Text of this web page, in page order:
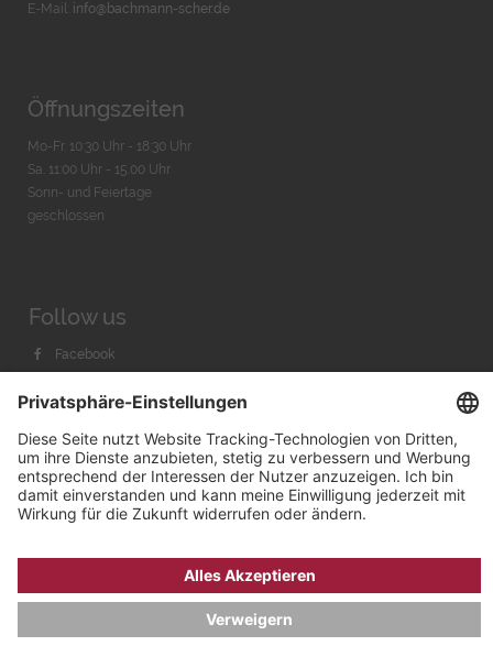
E-Mail: info@bachmann-scher.de
Öffnungszeiten
Mo-Fr. 10:30 Uhr - 18:30 Uhr
Sa. 11:00 Uhr - 15.00 Uhr
Sonn- und Feiertage
geschlossen
Follow us
Facebook
Youtube
IMPRESSUM
AGB & WIDERRUF
COOKIE-EINSTELLUNGEN